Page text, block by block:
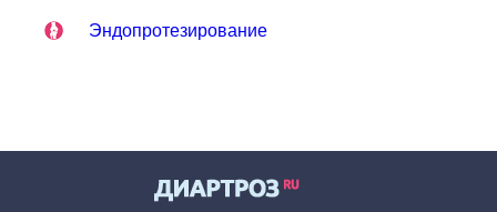
Эндопротезирование